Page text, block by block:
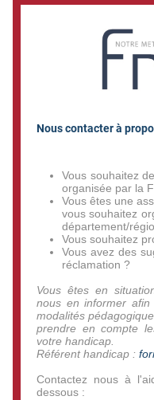
Nous contacter à
Vous souhaitez
organisée par la
Vous êtes une
vous souhaitez
département/
Vous souhaitez
Vous avez des
réclamation ?
Vous êtes en
nous en informer
modalités
prendre en compte
votre handicap.
Référent handicap :
Contactez nous à
dessous :